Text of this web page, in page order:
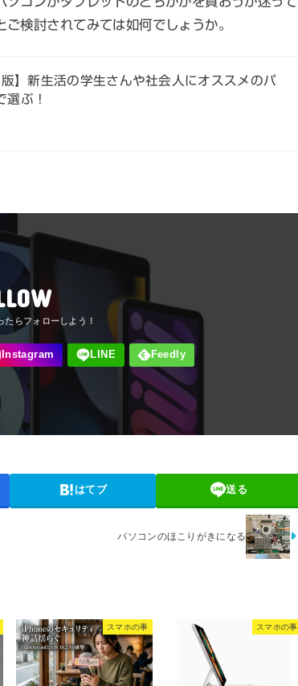
検討されてみては如何でしょうか。
】新生活の学生さんや社会人にオススメのパ
ぶ！
はてブ 送る
パソコンのほこりがきになる
スマホの事 スマホの事